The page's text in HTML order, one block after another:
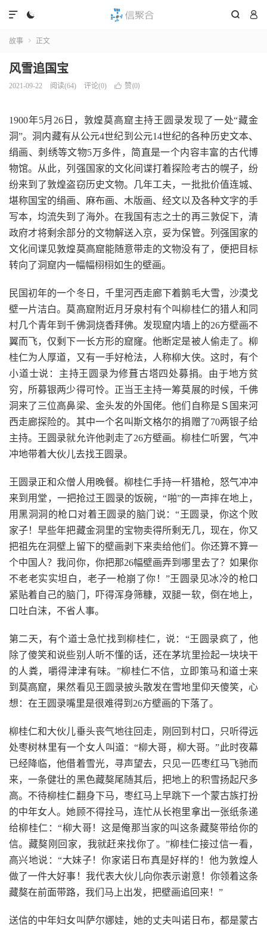
  

故事  正文
风雪追国宝
2021-09-22 阅读(64) 评论(0)  赞(0)
1900年5月26日，敦煌莫高窟主持王圆录发现了一处“藏金
洞”。洞内藏有从公元4世纪到公元14世纪的各种历史文本、
绢画、刺绣等文物5万多件，简直是一个内容丰富的古代博
物馆。从此，列强国家的文化间谍打着探险考古的幌子，纷
纷来到了敦煌盗窃历史文物。几年工夫，一批批价值连城、
堪称国宝的绢画、麻布画、木版画、经文以及各种文字的手
写本，均流失到了海外。在我国有志之士的再三敦促下，清
政府才将剩余部分的文物解送入京，妥为保管。列强国家的
文化间谍见敦煌莫高窟能随意带走的文物没有了，便把目标
转向了洞窟内一幅幅栩栩如生的壁画。
民国初年的一个冬日，千里河西走廊下着鹅毛大雪，沙漠戈
壁一片洁白。莫高窟附近月牙泉村有个叫柳桂仁的猎人和同
村几个青年到千佛洞烧香拜佛。发现窟内墙上的26方壁画不
翼而飞，仅剩下一长方形的窟窿。他断定是被人偷走了。柳
桂仁为人厚道，又有一手好枪法，人称柳大侠。这时，有个
小道士说：主持王圆录为修葺古塔四处募捐。由于地方贫
穷，所募银两少得可怜。正当王主持一筹莫展的时候，千佛
洞来了三位高鼻梁、金头发的外国佬。他们自称是Ｓ国来河
西走廊探险的。其中一个名叫斯文格尔的捐赠了70两银子给
主持。王圆录就允许他剥走了26方壁画。柳桂仁听罢，气冲
冲地带着大伙儿去找王圆录。
王圆录正和众僧人用晚餐。柳桂仁手持一杆猎枪，怒气冲冲
来到用堂，一把抢过王圆录的饭碗，“啪”的一声摔在地上，
用黑洞洞的枪口对着王圆录的脑门说：“王圆录，你这个败
家子！早些年把藏金洞里的宝物卖得所剩无几，现在，你又
把祖先在洞壁上留下的壁画剥下来卖给他们。你还算不算一
个中国人？我问你，你把那26幅壁画弄到哪里去了？如果你
不老老实实坦白，老子一枪崩了你！”王圆录见冰冷的枪口
紧贴着自己的脑门，吓得浑身筛糠，双腿一软，倒在地上，
口吐白沫，不省人事。
第二天，有个道士急忙找到柳桂仁，说：“王圆录疯了，他
除了傻笑和说些别人听不懂的话，还在茅坑里捡起一块块干
的人粪，嚼得津津有味。”柳桂仁不信，立即策马和道士来
到莫高窟，果然看见王圆录披头散发在雪地里仰天傻笑，心
想：在王圆录嘴里是很难得到26方壁画的下落了。
柳桂仁和大伙儿垂头丧气地往回走，刚回到村口，只听得远
处枣树林里有一个女人叫道：“柳大哥，柳大哥。”此时夜幕
已经降临，他借着雪光，寻声望去，只见一匹枣红马飞驰而
来，一条健壮的黑色藏獒尾随其后，把地上的积雪扬起尺多
高。不待柳桂仁翻身下马，枣红马上早跳下一个蒙古族打扮
的中年女人。她顾不得拴马，连忙从长袍里拿出一张纸条递
给柳桂仁：“柳大哥！这是俺那当家的叫这条藏獒带给你的
信。藏獒刚回家，我就赶来找你了。”柳桂仁接过信一看，
高兴地说：“大妹子！你家诺日布真是好样的！他为敦煌人
做了一件大好事！我代表大伙儿向你表示谢意！你领着这条
藏獒在前面带路，我们马上出发，把壁画追回来！”
送信的中年妇女叫萨尔娜娃，她的丈夫叫诺日布，都是蒙古